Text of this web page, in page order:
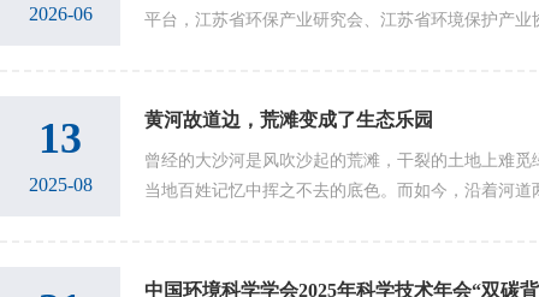
2026-06
平台，江苏省环保产业研究会、江苏省环境保护产业
13
2025-08
黄河故道边，荒滩变成了生态乐园
曾经的大沙河是风吹沙起的荒滩，干裂的土地上难觅
当地百姓记忆中挥之不去的底色。而如今，沿着河道